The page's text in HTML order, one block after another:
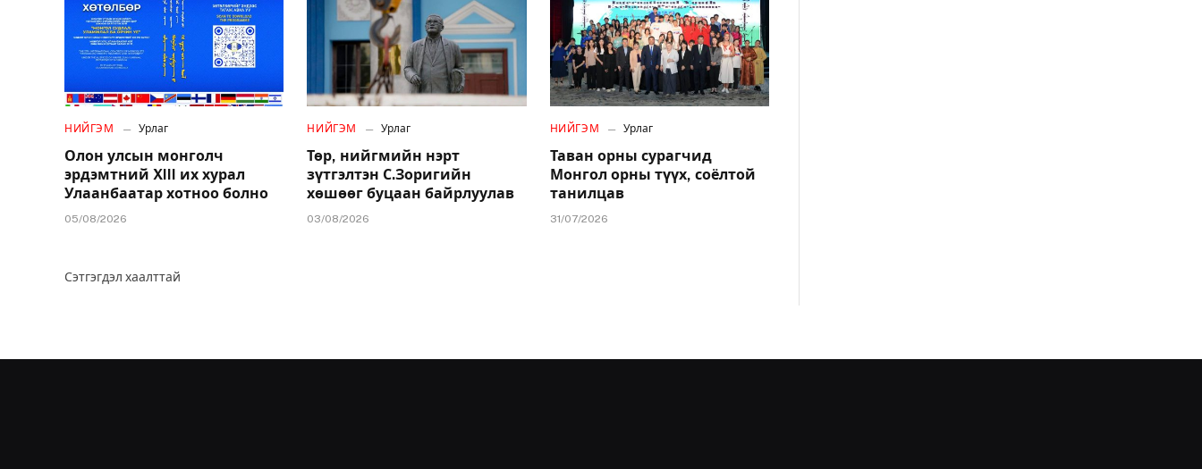
НИЙГЭМ Урлаг
Олон улсын монголч
эрдэмтний XIII их хурал
Улаанбаатар хотноо болно
05/08/2026
НИЙГЭМ Урлаг
Төр, нийгмийн нэрт
зүтгэлтэн С.Зоригийн
хөшөөг буцаан байрлуулав
03/08/2026
НИЙГЭМ Урлаг
Таван орны сурагчид
Монгол орны түүх, соёлтой
танилцав
31/07/2026
Сэтгэгдэл хаалттай